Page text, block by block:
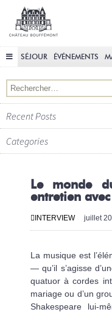
SÉJOUR ÉVÉNEMENTS
Rechercher :
Recent Posts
Categories
Le monde
entretien
INTERVIEW juillet
La musique est
— qu’il s’agisse
quatuor à cordes
mariage ou d’un
Shakespeare lui-